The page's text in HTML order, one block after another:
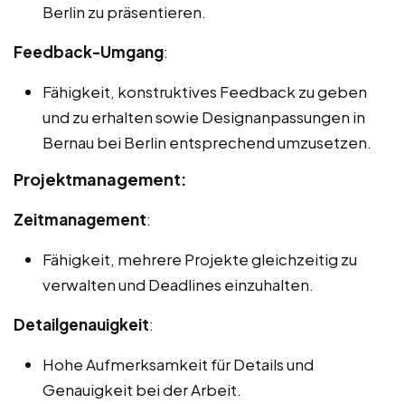
Berlin zu präsentieren.
Feedback-Umgang:
Fähigkeit, konstruktives Feedback zu geben
und zu erhalten sowie Designanpassungen in
Bernau bei Berlin entsprechend umzusetzen.
Projektmanagement:
Zeitmanagement:
Fähigkeit, mehrere Projekte gleichzeitig zu
verwalten und Deadlines einzuhalten.
Detailgenauigkeit:
Hohe Aufmerksamkeit für Details und
Genauigkeit bei der Arbeit.